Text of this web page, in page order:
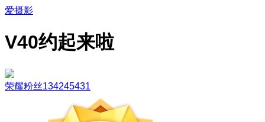
爱摄影
V40约起来啦
荣耀粉丝134245431